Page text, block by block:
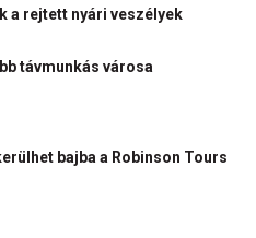
a rejtett nyári veszélyek
távmunkás városa
bajba a Robinson Tours